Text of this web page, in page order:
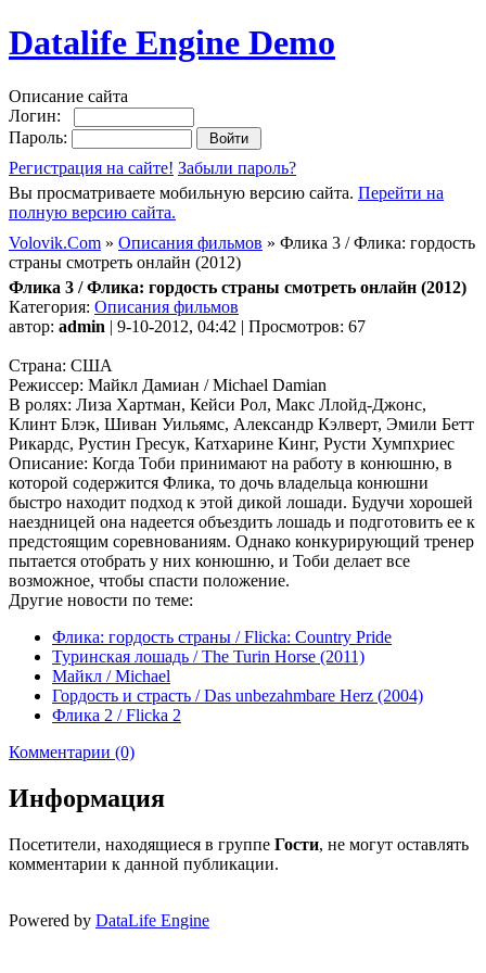
Datalife Engine Demo
Описание сайта
Логин:
Пароль:
Регистрация на сайте! Забыли пароль?
Вы просматриваете мобильную версию сайта. Перейти на
полную версию сайта.
Volovik.Com » Описания фильмов » Флика 3 / Флика: гордость
страны смотреть онлайн (2012)
Флика 3 / Флика: гордость страны смотреть онлайн (2012)
Категория: Описания фильмов
автор: admin | 9-10-2012, 04:42 | Просмотров: 67
Страна: США
Режиссер: Майкл Дамиан / Michael Damian
В ролях: Лиза Хартман, Кейси Рол, Макс Ллойд-Джонс,
Клинт Блэк, Шиван Уильямс, Александр Кэлверт, Эмили Бетт
Рикардс, Рустин Гресук, Катхарине Кинг, Русти Хумпхриес
Описание: Когда Тоби принимают на работу в конюшню, в
которой содержится Флика, то дочь владельца конюшни
быстро находит подход к этой дикой лошади. Будучи хорошей
наездницей она надеется объездить лошадь и подготовить ее к
предстоящим соревнованиям. Однако конкурирующий тренер
пытается отобрать у них конюшню, и Тоби делает все
возможное, чтобы спасти положение.
Другие новости по теме:
Флика: гордость страны / Flicka: Country Pride
Туринская лошадь / The Turin Horse (2011)
Майкл / Michael
Гордость и страсть / Das unbezahmbare Herz (2004)
Флика 2 / Flicka 2
Комментарии (0)
Информация
Посетители, находящиеся в группе Гости, не могут оставлять
комментарии к данной публикации.
Powered by DataLife Engine